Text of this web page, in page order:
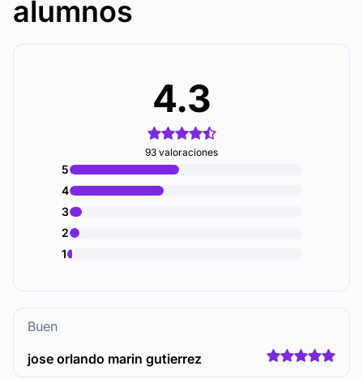
alumnos
4.3
93 valoraciones
5
4
3
2
1
Buen
jose orlando marin gutierrez